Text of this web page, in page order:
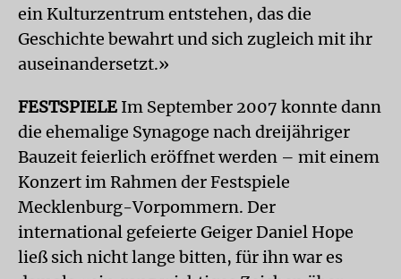
ein Kulturzentrum entstehen, das die
Geschichte bewahrt und sich zugleich mit ihr
auseinandersetzt.»
FESTSPIELE Im September 2007 konnte dann
die ehemalige Synagoge nach dreijähriger
Bauzeit feierlich eröffnet werden – mit einem
Konzert im Rahmen der Festspiele
Mecklenburg-Vorpommern. Der
international gefeierte Geiger Daniel Hope
ließ sich nicht lange bitten, für ihn war es